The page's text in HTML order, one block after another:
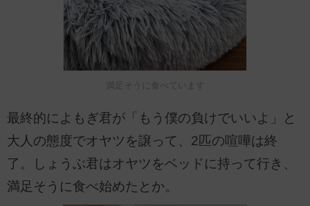
満足そうに食べています
最終的によもぎ君が「もう僕の負けでいいよ」と
大人の態度でオヤツを譲って、2匹の喧嘩は終
了。しょうぶ君はオヤツをベッドに持って行き、
満足そうに食べ始めたとか。